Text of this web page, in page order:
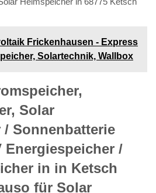
Frickenhausen - Express
Solartechnik, Wallbox
Solar
Sonnenbatterie
Energiespeicher /
in in Ketsch
für Solar